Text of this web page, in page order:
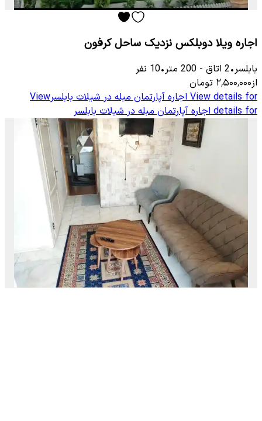
اجاره ویلا دوبلکس نزدیک ساحل کرفون
بابلسر•
2 اتاق -
200 متر•
10 نفر
از۲٬۵۰۰٬۰۰۰ تومان
View details for اجاره آپارتمان مبله در شیلات بابلسرView
details for اجاره آپارتمان مبله در شیلات بابلسر